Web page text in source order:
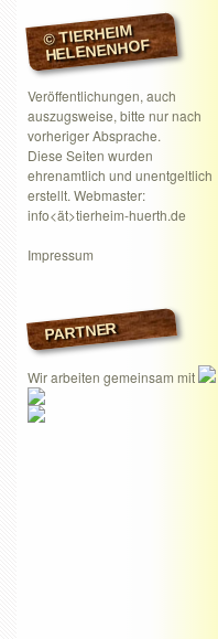
© TIERHEIM
HELENENHOF
Veröffentlichungen, auch
auszugsweise, bitte nur nach
vorheriger Absprache.
Diese Seiten wurden
ehrenamtlich und unentgeltlich
erstellt. Webmaster:
info<ät>tierheim-huerth.de
Impressum
PARTNER
Wir arbeiten gemeinsam mit